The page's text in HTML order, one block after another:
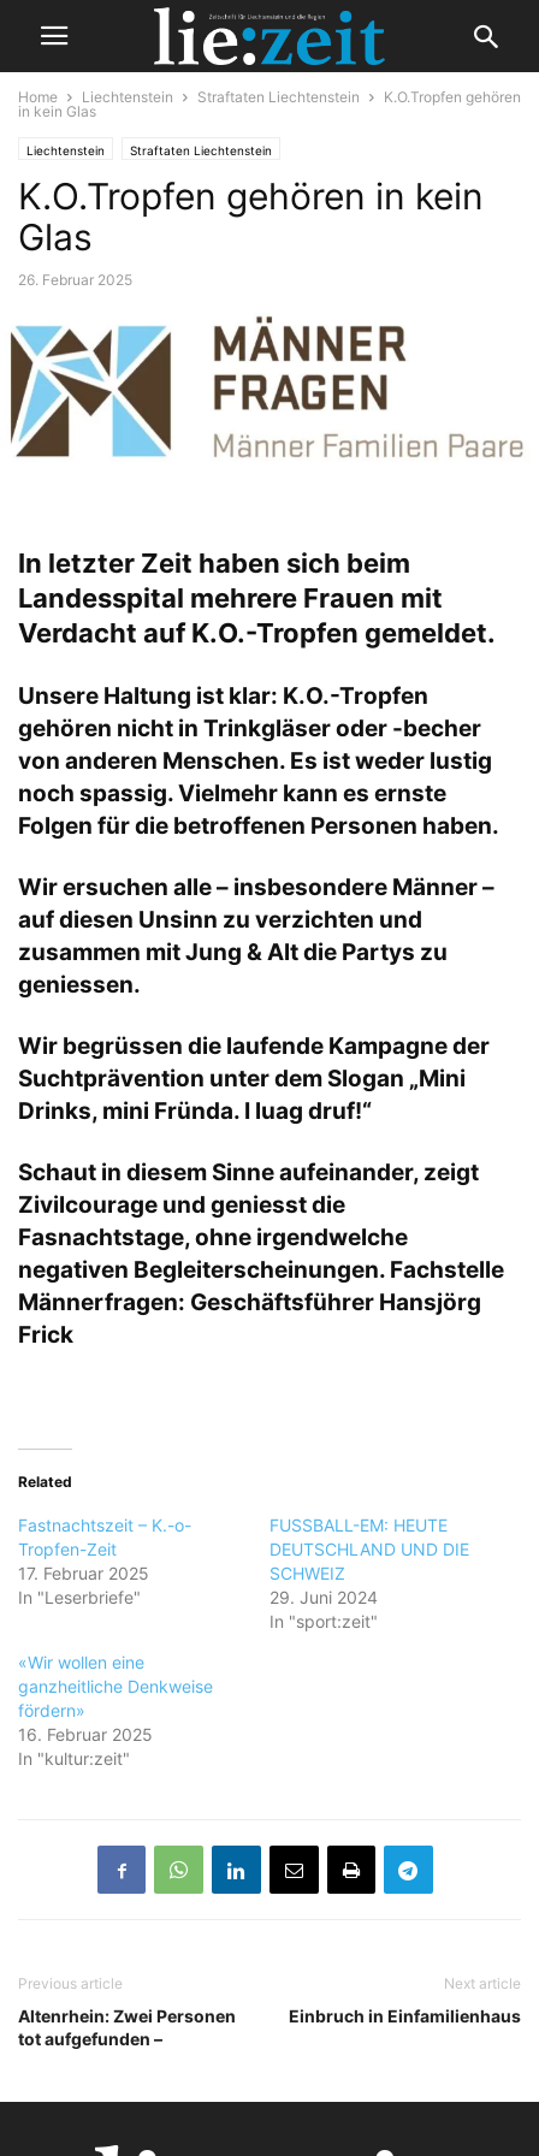
Home Liechtenstein Straftaten Liechtenstein
K.O.Tropfen gehören
in kein Glas
Liechtenstein Straftaten Liechtenstein
K.O.Tropfen gehören in kein
Glas
26. Februar 2025
In letzter Zeit haben sich beim
Landesspital mehrere Frauen mit
Verdacht auf K.O.-Tropfen gemeldet.
Unsere Haltung ist klar: K.O.-Tropfen
gehören nicht in Trinkgläser oder -becher
von anderen Menschen. Es ist weder lustig
noch spassig. Vielmehr kann es ernste
Folgen für die betroffenen Personen haben.
Wir ersuchen alle – insbesondere Männer –
auf diesen Unsinn zu verzichten und
zusammen mit Jung & Alt die Partys zu
geniessen.
Wir begrüssen die laufende Kampagne der
Suchtprävention unter dem Slogan „Mini
Drinks, mini Fründa. I luag druf!“
Schaut in diesem Sinne aufeinander, zeigt
Zivilcourage und geniesst die
Fasnachtstage, ohne irgendwelche
negativen Begleiterscheinungen. Fachstelle
Männerfragen: Geschäftsführer Hansjörg
Frick
Related
Fastnachtszeit – K.-o-
Tropfen-Zeit
17. Februar 2025
In "Leserbriefe"
FUSSBALL-EM: HEUTE
DEUTSCHLAND UND DIE
SCHWEIZ
29. Juni 2024
In "sport:zeit"
«Wir wollen eine
ganzheitliche Denkweise
fördern»
16. Februar 2025
In "kultur:zeit"
Previous article
Altenrhein: Zwei Personen
tot aufgefunden –
Next article
Einbruch in Einfamilienhaus